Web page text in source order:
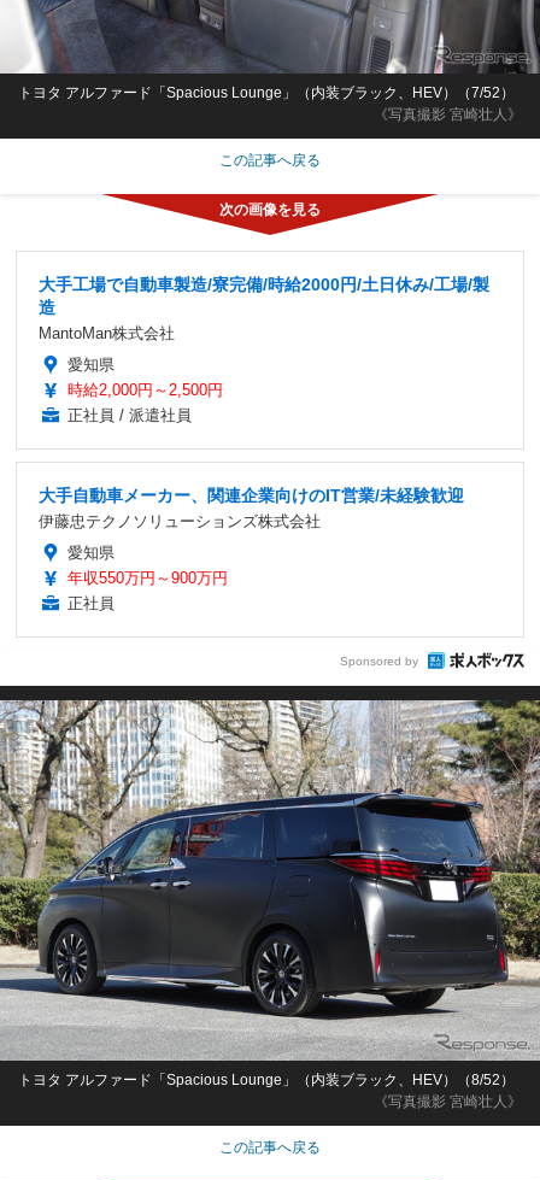
《写真撮影 宮崎壮人》
トヨタ アルファード「Spacious Lounge」（内装ブラック、HEV）（7/52）
この記事へ戻る
大手工場で自動車製造/寮完備/時給2000円/土日休み/工場/製
造
MantoMan株式会社
愛知県
時給2,000円～2,500円
正社員 / 派遣社員
大手自動車メーカー、関連企業向けのIT営業/未経験歓迎
伊藤忠テクノソリューションズ株式会社
愛知県
年収550万円～900万円
正社員
Sponsored by
《写真撮影 宮崎壮人》
トヨタ アルファード「Spacious Lounge」（内装ブラック、HEV）（8/52）
この記事へ戻る